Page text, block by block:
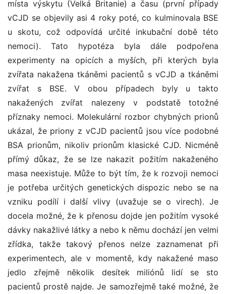
místa výskytu (Velká Britanie) a času (první případy
vCJD se objevily asi 4 roky poté, co kulminovala BSE
u skotu, což odpovídá určité inkubační době této
nemoci). Tato hypotéza byla dále podpořena
experimenty na opicích a myších, při kterých byla
zvířata nakažena tkáněmi pacientů s vCJD a tkáněmi
zvířat s BSE. V obou případech byly u takto
nakažených zvířat nalezeny v podstatě totožné
příznaky nemoci. Molekulární rozbor chybných prionů
ukázal, že priony z vCJD pacientů jsou více podobné
BSA prionům, nikoliv prionům klasické CJD. Nicméně
přímý důkaz, že se lze nakazit požitím nakaženého
masa neexistuje. Může to být tím, že k rozvoji nemoci
je potřeba určitých genetických dispozic nebo se na
vzniku podílí i další vlivy (uvažuje se o virech). Je
docela možné, že k přenosu dojde jen požitím vysoké
dávky nakažlivé látky a nebo k němu dochází jen velmi
zřídka, takže takový přenos nelze zaznamenat při
experimentech, ale v momentě, kdy nakažené maso
jedlo zřejmě několik desítek miliónů lidí se sto
pacientů prostě najde. Je samozřejmě také možné, že